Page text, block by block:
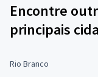
Encontre
principais
Rio Branco